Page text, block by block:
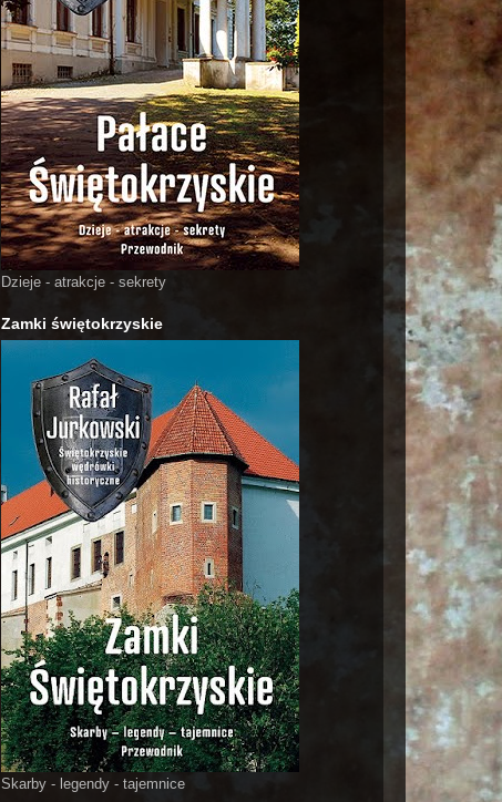
Dzieje - atrakcje - sekrety
Zamki świętokrzyskie
Skarby - legendy - tajemnice